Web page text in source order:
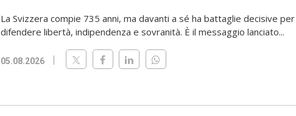
La Svizzera compie 735 anni, ma davanti a sé ha battaglie decisive per
difendere libertà, indipendenza e sovranità. È il messaggio lanciato...
05.08.2026